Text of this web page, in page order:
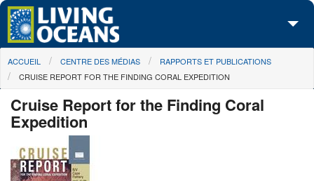
Skip to main content
À propos de nous
Centre des Médias
Les Cartes
You are here
ACCUEIL CENTRE DES MÉDIAS
RAPPORTS ET PUBLICATIONS
CRUISE REPORT FOR THE FINDING CORAL EXPEDITION
Cruise Report for the Finding Coral
Expedition